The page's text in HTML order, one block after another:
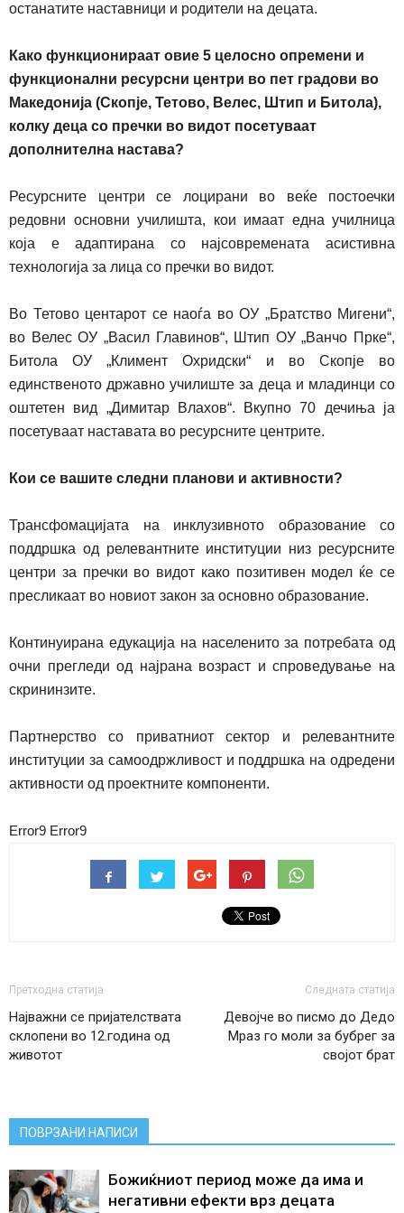
останатите наставници и родители на децата.
Како функционираат овие 5 целосно опремени и
функционални ресурсни центри во пет градови во
Македонија (Скопје, Тетово, Велес, Штип и Битола),
колку деца со пречки во видот посетуваат
дополнителна настава?
Ресурсните центри се лоцирани во веќе постоечки
редовни основни училишта, кои имаат една училница
која е адаптирана со најсовремената асистивна
технологија за лица со пречки во видот.
Во Тетово центарот се наоѓа во ОУ „Братство Мигени“,
во Велес ОУ „Васил Главинов“, Штип ОУ „Ванчо Прке“,
Битола ОУ „Климент Охридски“ и во Скопје во
единственото државно училиште за деца и младинци со
оштетен вид „Димитар Влахов“. Вкупно 70 дечиња ја
посетуваат наставата во ресурсните центрите.
Кои се вашите следни планови и активности?
Трансфомацијата на инклузивното образование со
поддршка од релевантните институции низ ресурсните
центри за пречки во видот како позитивен модел ќе се
пресликаат во новиот закон за основно образование.
Континуирана едукација на населенито за потребата од
очни прегледи од најрана возраст и спроведување на
скрининзите.
Партнерство со приватниот сектор и релевантните
институции за самоодржливост и поддршка на одредени
активности од проектните компоненти.
Error9 Error9
Претходна статија
Најважни се пријателствата
склопени во 12.година од
животот
Следната статија
Девојче во писмо до Дедо
Мраз го моли за бубрег за
својот брат
ПОВРЗАНИ НАПИСИ
Божиќниот период може да има и
негативни ефекти врз децата